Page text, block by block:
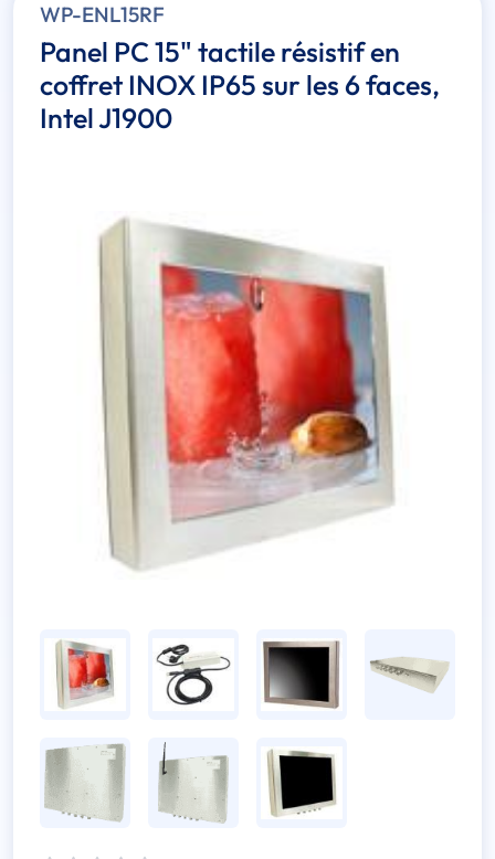
WP-ENL15RF
Panel PC 15" tactile résistif en
coffret INOX IP65 sur les 6 faces,
Intel J1900